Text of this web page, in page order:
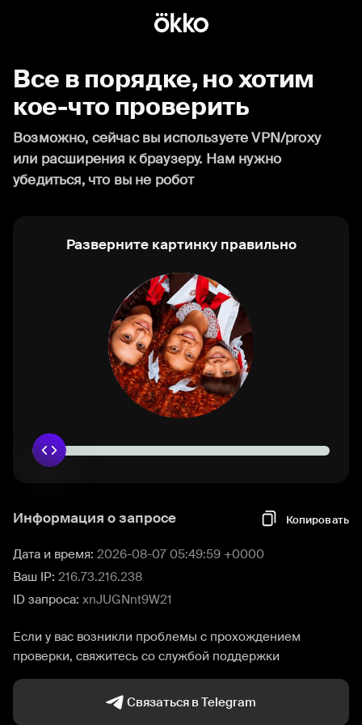
Все в порядке, но хотим
кое-что проверить
Возможно, сейчас вы используете VPN/proxy
или расширения к браузеру. Нам нужно
убедиться, что вы не робот
Разверните картинку правильно
Информация о запросе Копировать
Дата и время: 2026-08-07 05:49:59 +0000
Ваш IP: 216.73.216.238
ID запроса: xnJUGNnt9W21
Если у вас возникли проблемы с прохождением
проверки, свяжитесь со службой поддержки
Связаться в Telegram